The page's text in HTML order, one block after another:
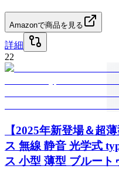
Amazonで商品を見る
詳細
22
【2025年新登場＆超
ス 無線 静音 光学式
ス 小型 薄型 ブルート